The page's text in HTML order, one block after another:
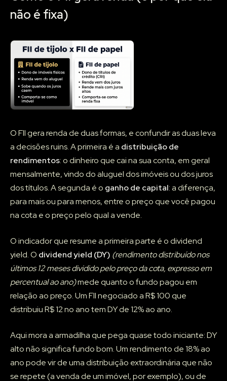
não é fixa)
O FII gera renda de duas formas, e confundir as duas leva
a decisões ruins. A primeira é a distribuição de
rendimentos: o dinheiro que cai na sua conta, em geral
mensalmente, vindo do aluguel dos imóveis ou dos juros
dos títulos. A segunda é o ganho de capital: a diferença,
para mais ou para menos, entre o preço que você pagou
na cota e o preço pelo qual a vende.
O indicador que resume a primeira parte é o dividend
yield. O dividend yield (DY) (rendimento distribuído nos
últimos 12 meses dividido pelo preço da cota, expresso em
percentual ao ano)mede quanto o fundo pagou em
relação ao preço. Um FII negociado a R$ 100 que
distribuiu R$ 12 no ano tem DY de 12% ao ano.
Aqui mora a armadilha que pega quase todo iniciante: DY
alto não significa fundo bom. Um rendimento de 18% ao
ano pode vir de uma distribuição extraordinária que não
se repete (a venda de um imóvel, por exemplo), ou de